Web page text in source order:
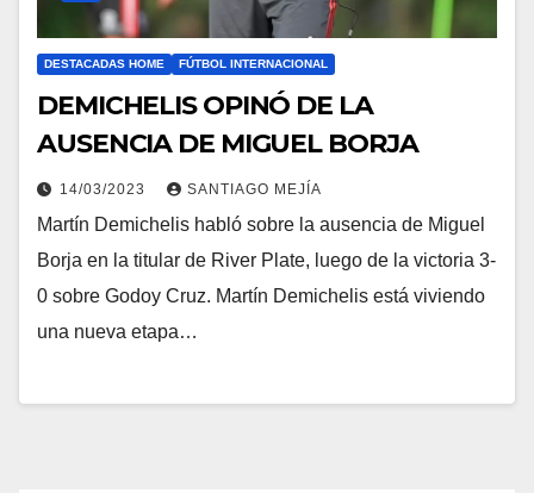
DESTACADAS HOME FÚTBOL INTERNACIONAL
DEMICHELIS OPINÓ DE LA
AUSENCIA DE MIGUEL BORJA
14/03/2023 SANTIAGO MEJÍA
Martín Demichelis habló sobre la ausencia de Miguel
Borja en la titular de River Plate, luego de la victoria 3-
0 sobre Godoy Cruz. Martín Demichelis está viviendo
una nueva etapa…